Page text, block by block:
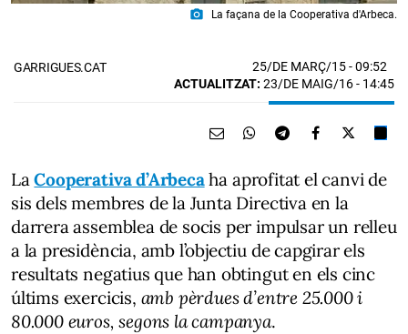
photo_camera La façana de la Cooperativa d'Arbeca.
GARRIGUES.CAT 25/DE MARÇ/15- 09:52
ACTUALITZAT: 23/DE MAIG/16 - 14:45
LaCooperativa d’Arbecaha aprofitat el canvi de
sis dels membres de la Junta Directiva en la
darrera assemblea de socis per impulsar un relleu
a la presidència, amb l’objectiu de capgirar els
resultats negatius que han obtingut en els cinc
últims exercicis, amb pèrdues d’entre 25.000 i
80.000 euros, segons la campanya.